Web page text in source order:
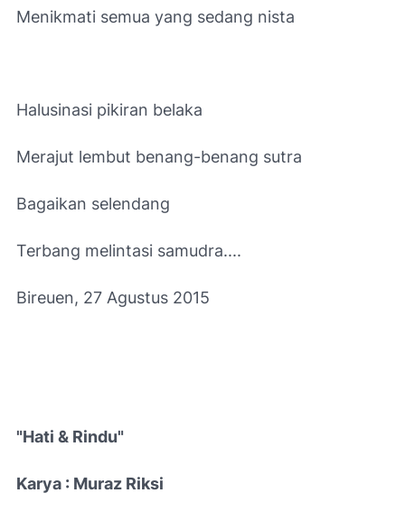
Menikmati semua yang sedang nista
Halusinasi pikiran belaka
Merajut lembut benang-benang sutra
Bagaikan selendang
Terbang melintasi samudra....
Bireuen, 27 Agustus 2015
"Hati & Rindu"
Karya : Muraz Riksi